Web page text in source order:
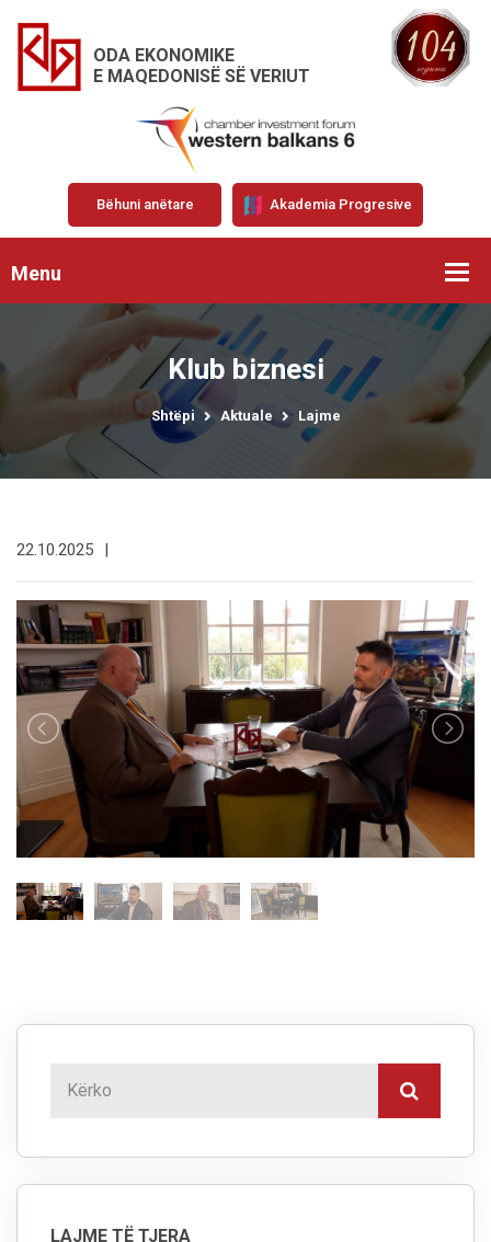
ODA EKONOMIKE
E MAQEDONISË SË VERIUT
Bëhuni anëtare Akademia Progresive
Menu
Klub biznesi
Shtëpi Aktuale Lajme
22.10.2025 |
LAJME TË TJERA